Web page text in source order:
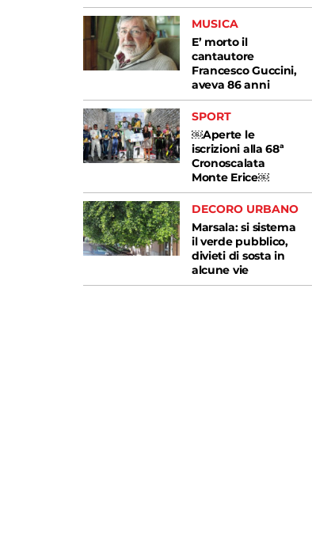
MUSICA
E’ morto il
cantautore
Francesco Guccini,
aveva 86 anni
SPORT
￼Aperte le
iscrizioni alla 68ª
Cronoscalata
Monte Erice￼
DECORO URBANO
Marsala: si sistema
il verde pubblico,
divieti di sosta in
alcune vie